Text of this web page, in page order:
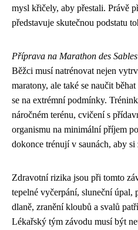
mysl křičely, aby přestali. Právě
představuje skutečnou podstatu
Příprava na Marathon des
Běžci musí natrénovat nejen
maratony, ale také se naučit
se na extrémní podmínky.
náročném terénu, cvičení s
organismu na minimální příjem
dokonce trénují v saunách, aby
Zdravotní rizika jsou při tomto
tepelné vyčerpání, sluneční úpal,
dlaně, zranění kloubů a svalů
Lékařský tým závodu musí být